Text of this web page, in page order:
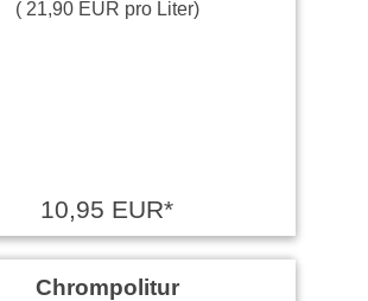
( 21,90 EUR pro Liter)
10,95 EUR*
Chrompolitur